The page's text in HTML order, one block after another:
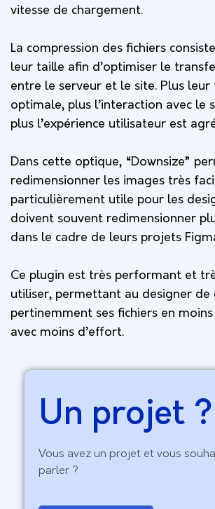
vitesse de chargement.
La compression des fichiers
leur taille afin d’optimiser le
entre le serveur et le site. Plus leur
optimale, plus l’interaction avec le
plus l’expérience utilisateur est
Dans cette optique, “Downsize”
redimensionner les images très
particulièrement utile pour les
doivent souvent redimensionner
dans le cadre de leurs projets
Ce plugin est très performant et
utiliser, permettant au designer de
pertinemment ses fichiers en
avec moins d’effort.
Un projet ?
Vous avez un projet et vous
parler ?